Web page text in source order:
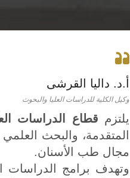
أ.د. داليا القرشى
وكيل الكلية للدراسات العليا والبحوث
يلتزم قطاع الدراسات
المتقدمة، والبحث
مجال طب الأسنان.
وتهدف برامج الدراسات